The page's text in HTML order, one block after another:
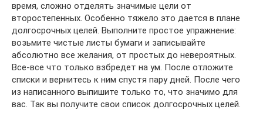
время, сложно отделять значимые цели от
второстепенных. Особенно тяжело это дается в плане
долгосрочных целей. Выполните простое упражнение:
возьмите чистые листы бумаги и записывайте
абсолютно все желания, от простых до невероятных.
Все-все что только взбредет на ум. После отложите
списки и вернитесь к ним спустя пару дней. После чего
из написанного выпишите только то, что значимо для
вас. Так вы получите свои список долгосрочных целей.